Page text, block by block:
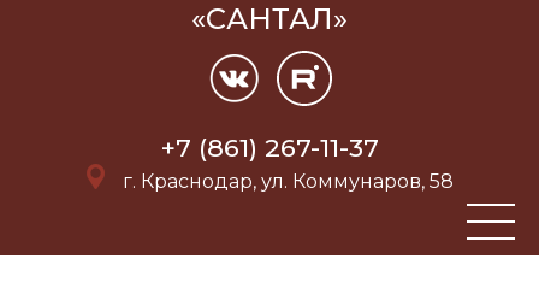
«САНТАЛ»
+7 (861) 267-11-37
г. Краснодар, ул. Коммунаров, 58